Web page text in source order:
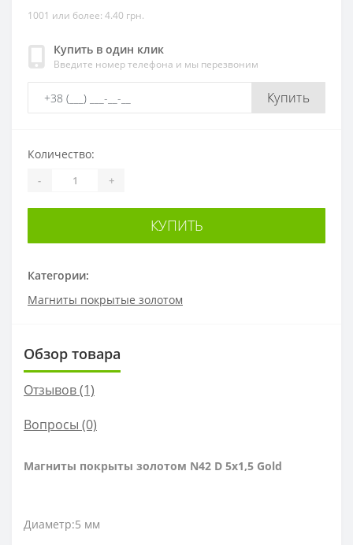
1001 или более: 4.40 грн.
Купить в один клик
Введите номер телефона и мы перезвоним
Купить
Категории:
Магниты покрытые золотом
Количество:
- +
КУПИТЬ
Обзор товара
Отзывов (1)
Вопросы (0)
Магниты покрыты золотом N42 D 5x1,5 Gold
Диаметр:5 мм